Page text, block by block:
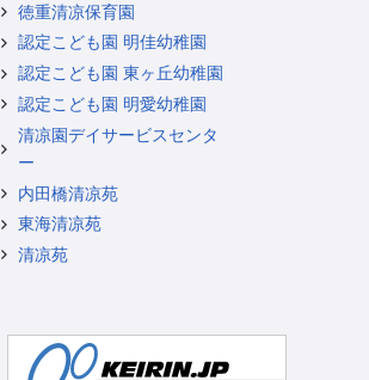
徳重清凉保育園
認定こども園 明佳幼稚園
認定こども園 東ヶ丘幼稚園
認定こども園 明愛幼稚園
清凉園デイサービスセンタ
ー
内田橋清凉苑
東海清凉苑
清凉苑